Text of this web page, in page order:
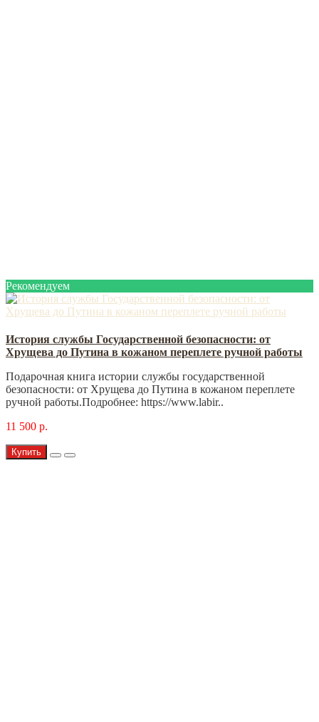
Рекомендуем
История службы Государственной безопасности: от
Хрущева до Путина в кожаном переплете ручной работы
Подарочная книга истории службы государственной
безопасности: от Хрущева до Путина в кожаном переплете
ручной работы.Подробнее: https://www.labir..
11 500 р.
Купить